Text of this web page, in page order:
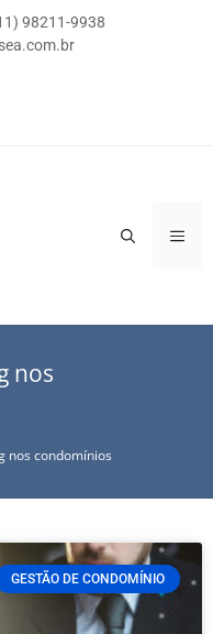
98211-9938
nos
nos condomínios
GESTÃO DE CONDOMÍNIO